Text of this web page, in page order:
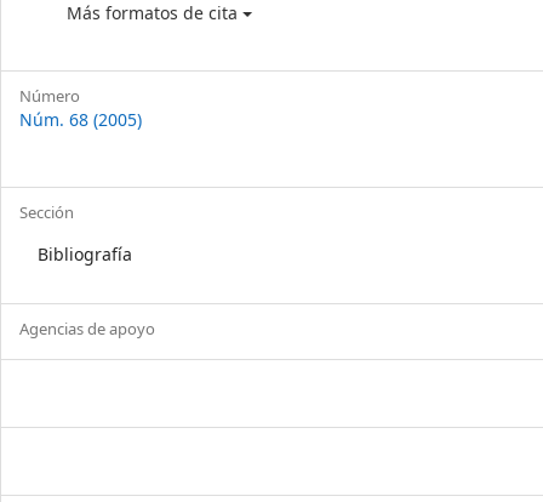
Más formatos de cita
Número
Núm. 68 (2005)
Sección
Bibliografía
Agencias de apoyo